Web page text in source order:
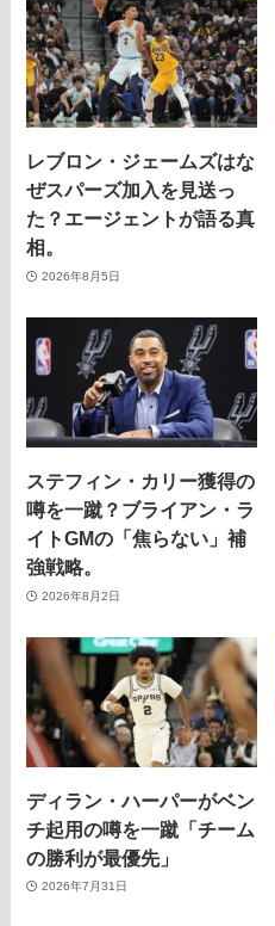
レブロン・ジェームズはな
ぜスパーズ加入を見送っ
た？エージェントが語る真
相。
2026年8月5日
ステフィン・カリー獲得の
噂を一蹴？ブライアン・ラ
イトGMの「焦らない」補
強戦略。
2026年8月2日
ディラン・ハーパーがベン
チ起用の噂を一蹴「チーム
の勝利が最優先」
2026年7月31日